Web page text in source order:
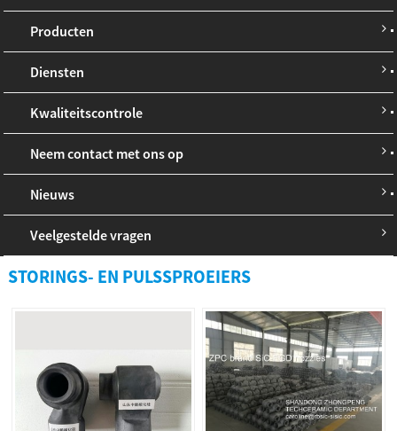
Producten
Diensten
Kwaliteitscontrole
Neem contact met ons op
Nieuws
Veelgestelde vragen
STORINGS- EN PULSSPROEIERS